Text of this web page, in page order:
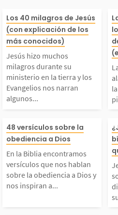
hizo
durante
en la
Evangelios
algunos de
milagros
propósito
Los 40 milagros de Jesús
(con explicación de los
más conocidos)
Jesús hizo muchos
milagros durante su
ministerio en la tierra y los
Evangelios nos narran
algunos...
la Biblia
versículos
hablan sobre
a Dios
48 versículos sobre la
obediencia a Dios
En la Biblia encontramos
versículos que nos hablan
sobre la obediencia a Dios y
nos inspiran a...